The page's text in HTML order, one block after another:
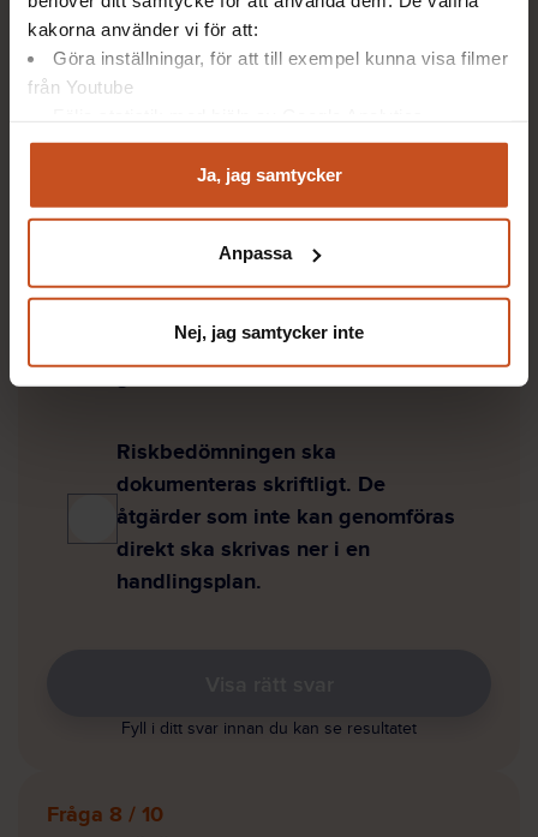
kakorna använder vi för att:
Göra inställningar, för att till exempel kunna visa filmer
från Youtube
Analysera trafik för att kunna visa riktad information
Du kan när som helst återta ditt godkännande genom att
integritet@suntarbetsliv.se.
Ja, jag samtycker
Anpassa
Nej, jag samtycker inte
Vad av detta gäller för
riskbedömning?
Det viktigaste är att
riskbedömningen görs. Det finns
inget krav på dokumentation.
Riskbedömningen ska
medarbetare som också ska
Riskbedömningen ska
dokumenteras skriftligt. De
åtgärder som inte kan genomföras
direkt ska skrivas ner i en
handlingsplan.
Fyll i ditt svar innan du kan se resultatet
Fråga 8 / 10